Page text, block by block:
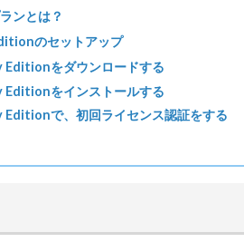
ンとは？
のセットアップ
をダウンロードする
をインストールする
で、初回ライセンス認証をする